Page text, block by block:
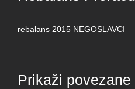
rebalans 2015 NEGOSLAVCI
Prikaži povezane